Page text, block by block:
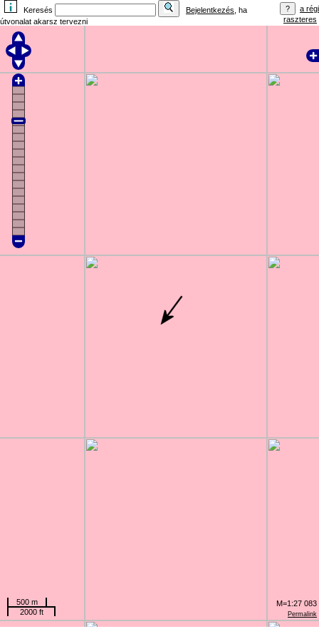
Keresés Bejelentkezés , ha
útvonalat akarsz tervezni
a régi
raszteres
Permalink
500 m
2000 ft
M=1:27 083